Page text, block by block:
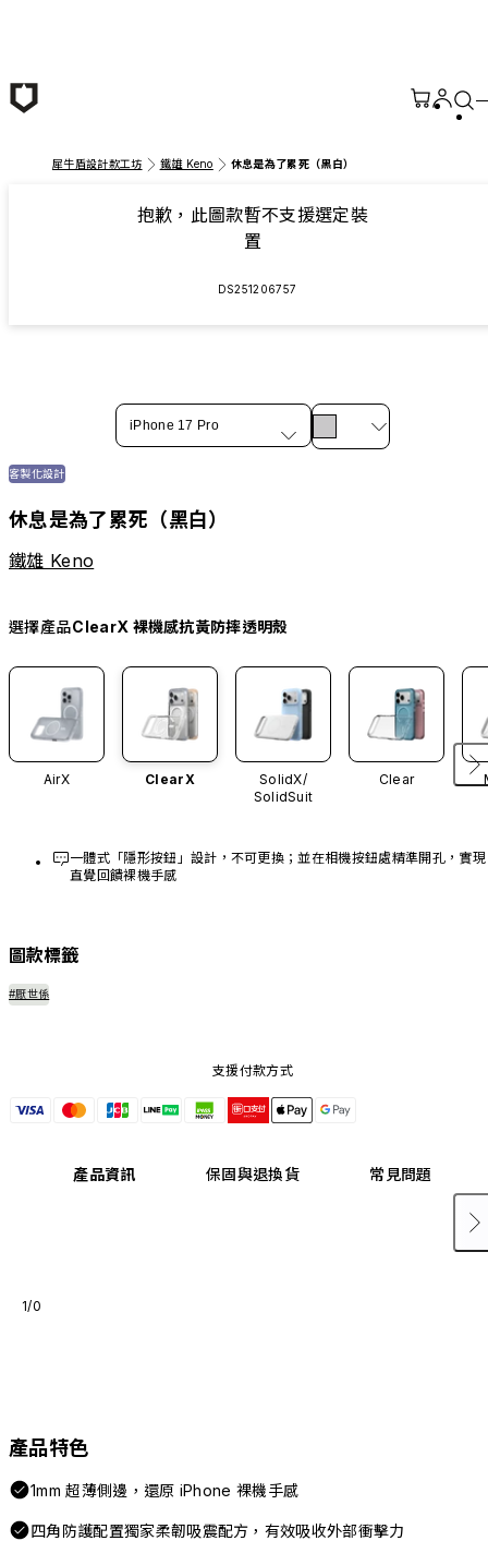
犀牛盾設計款工坊 鐵雄 Keno 休息是為了累死（黑白）
抱歉，此圖款暫不支援選定裝
置
DS251206757
iPhone 17 Pro
客製化設計
休息是為了累死（黑白）
鐵雄 Keno
選擇產品ClearX 裸機感抗黃防摔透明殼
AirX ClearX
SolidX/
SolidSuit
Clear
一體式「隱形按鈕」設計，不可更換；並在相機按鈕處精準開孔，實現
直覺回饋裸機手感
圖款標籤
#厭世係
支援付款方式
產品資訊 保固與退換貨 常見問題
1/0
產品特色
1mm 超薄側邊，還原 iPhone 裸機手感
四角防護配置獨家柔韌吸震配方，有效吸收外部衝擊力